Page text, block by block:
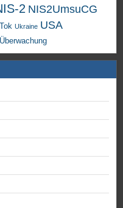
2 NIS2UmsuCG
Ukraine USA
Überwachung